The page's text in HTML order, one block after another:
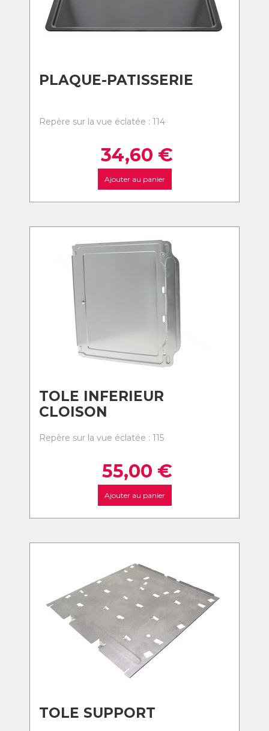
PLAQUE-PATISSERIE
Repère sur la vue éclatée : 114
34,60 €
Ajouter au panier
TOLE INFERIEUR
CLOISON
Repère sur la vue éclatée : 115
55,00 €
Ajouter au panier
TOLE SUPPORT